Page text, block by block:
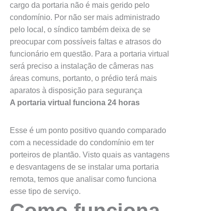
cargo da portaria não é mais gerido pelo
condomínio. Por não ser mais administrado
pelo local, o síndico também deixa de se
preocupar com possíveis faltas e atrasos do
funcionário em questão. Para a portaria virtual
será preciso a instalação de câmeras nas
áreas comuns, portanto, o prédio terá mais
aparatos à disposição para segurança
A portaria virtual funciona 24 horas
Esse é um ponto positivo quando comparado
com a necessidade do condomínio em ter
porteiros de plantão. Visto quais as vantagens
e desvantagens de se instalar uma portaria
remota, temos que analisar como funciona
esse tipo de serviço.